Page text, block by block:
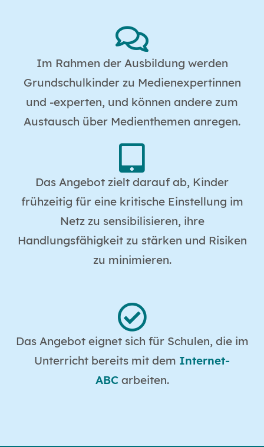
Im Rahmen der Ausbildung werden
Grundschulkinder zu Medienexpertinnen
und -experten, und können andere zum
Austausch über Medienthemen anregen.
Das Angebot zielt darauf ab, Kinder
frühzeitig für eine kritische Einstellung im
Netz zu sensibilisieren, ihre
Handlungsfähigkeit zu stärken und Risiken
zu minimieren.
Das Angebot eignet sich für Schulen, die im
Unterricht bereits mit dem Internet-
ABCarbeiten.